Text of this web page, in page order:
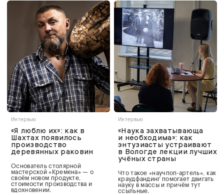
Интервью
«Я люблю их»: как в
Шахтах появилось
производство
деревянных раковин
Основатель столярной
мастерской «Кремена» — о
своём новом продукте,
стоимости производства и
вдохновении.
Интервью
«Наука захватывающа
и необходима»: как
энтузиасты устраивают
в Вологде лекции лучших
учёных страны
Что такое «научпоп-артель», как
краудфандинг помогает двигать
науку в массы и причём тут
ссыльные.